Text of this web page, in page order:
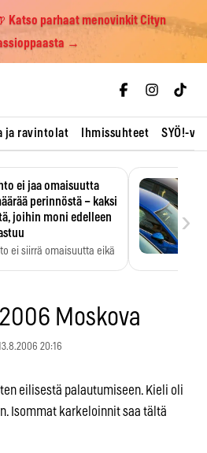
Katso parhaat menovinkit Cityn
→
ja ravintolat Ihmissuhteet SYÖ!-
ei jaa omaisuutta
perinnöstä – kaksi
joihin moni edelleen
ei siirrä omaisuutta eikä
›
Moskova
20:16
eilisestä palautumiseen. Kieli oli
Isommat karkeloinnit saa tältä